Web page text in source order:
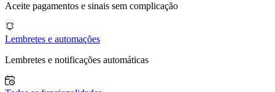
Aceite pagamentos e sinais sem complicação
Lembretes e automações
Lembretes e notificações automáticas